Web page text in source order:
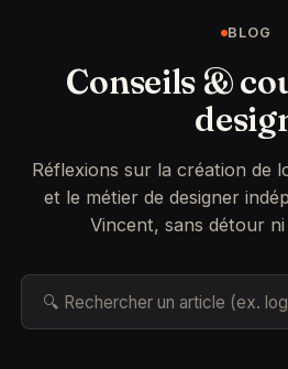
BLOG
Conseils &
Réflexions sur la création de
et le métier de designer
Vincent, sans détour